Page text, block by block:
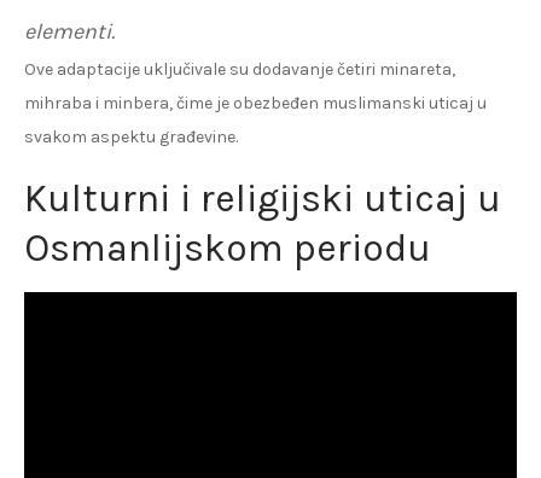
elementi.
Ove adaptacije uključivale su dodavanje četiri minareta,
mihraba i minbera, čime je obezbeđen muslimanski uticaj u
svakom aspektu građevine.
Kulturni i religijski uticaj u
Osmanlijskom periodu